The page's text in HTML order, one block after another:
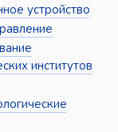
устройство
институтов